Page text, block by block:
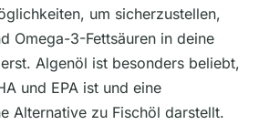
um sicherzustellen,
Omega-3-Fettsäuren in deine
Algenöl ist besonders beliebt,
und EPA ist und eine
Alternative zu Fischöl darstellt.